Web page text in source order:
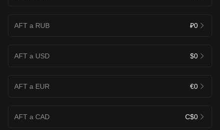
AFT a RUB ₽0
AFT a USD $0
AFT a EUR €0
AFT a CAD C$0